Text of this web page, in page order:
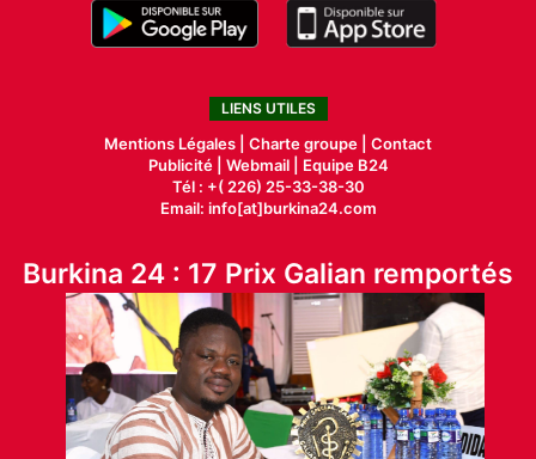
LIENS UTILES
Mentions Légales | Charte groupe | Contact
Publicité| Webmail |
Equipe B24
Tél : +( 226) 25-33-38-30
Email: info[at]burkina24.com
Burkina 24 : 17 Prix Galian remportés